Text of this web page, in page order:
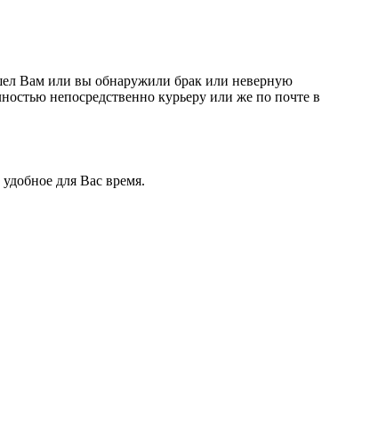
Вам или вы обнаружили брак или неверную
непосредственно курьеру или же по почте в
для Вас время.